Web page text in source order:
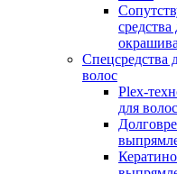
средства
Спецсредства
волос
Plex-
для волос